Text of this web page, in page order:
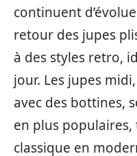
continuent
retour des jupes
à des styles retro,
jour. Les jupes
avec des bottines,
en plus
classique en